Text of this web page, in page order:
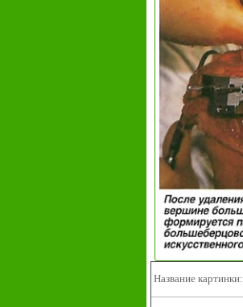
Название картинки: